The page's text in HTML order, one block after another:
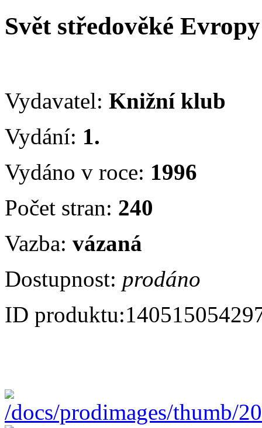
Svět středověké Evropy
Vydavatel: Knižní klub
Vydání: 1.
Vydáno v roce: 1996
Počet stran: 240
Vazba: vázaná
Dostupnost: prodáno
ID produktu: